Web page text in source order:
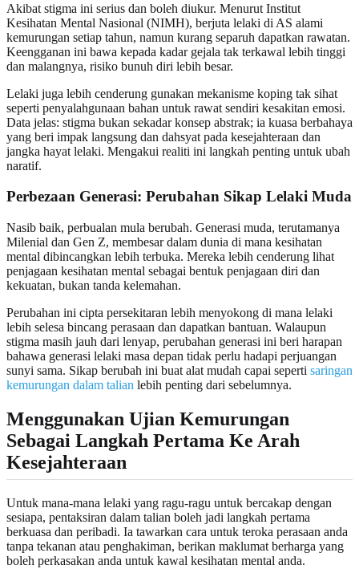
Akibat stigma ini serius dan boleh diukur. Menurut Institut
Kesihatan Mental Nasional (NIMH), berjuta lelaki di AS alami
kemurungan setiap tahun, namun kurang separuh dapatkan rawatan.
Keengganan ini bawa kepada kadar gejala tak terkawal lebih tinggi
dan malangnya, risiko bunuh diri lebih besar.
Lelaki juga lebih cenderung gunakan mekanisme koping tak sihat
seperti penyalahgunaan bahan untuk rawat sendiri kesakitan emosi.
Data jelas: stigma bukan sekadar konsep abstrak; ia kuasa berbahaya
yang beri impak langsung dan dahsyat pada kesejahteraan dan
jangka hayat lelaki. Mengakui realiti ini langkah penting untuk ubah
naratif.
Perbezaan Generasi: Perubahan Sikap Lelaki Muda
Nasib baik, perbualan mula berubah. Generasi muda, terutamanya
Milenial dan Gen Z, membesar dalam dunia di mana kesihatan
mental dibincangkan lebih terbuka. Mereka lebih cenderung lihat
penjagaan kesihatan mental sebagai bentuk penjagaan diri dan
kekuatan, bukan tanda kelemahan.
Perubahan ini cipta persekitaran lebih menyokong di mana lelaki
lebih selesa bincang perasaan dan dapatkan bantuan. Walaupun
stigma masih jauh dari lenyap, perubahan generasi ini beri harapan
bahawa generasi lelaki masa depan tidak perlu hadapi perjuangan
sunyi sama. Sikap berubah ini buat alat mudah capai seperti saringan
kemurungan dalam talian lebih penting dari sebelumnya.
Menggunakan Ujian Kemurungan
Sebagai Langkah Pertama Ke Arah
Kesejahteraan
Untuk mana-mana lelaki yang ragu-ragu untuk bercakap dengan
sesiapa, pentaksiran dalam talian boleh jadi langkah pertama
berkuasa dan peribadi. Ia tawarkan cara untuk teroka perasaan anda
tanpa tekanan atau penghakiman, berikan maklumat berharga yang
boleh perkasakan anda untuk kawal kesihatan mental anda.